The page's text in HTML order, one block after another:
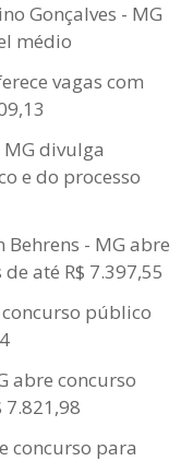
Gonçalves - MG
médio
vagas com
divulga
e do processo
- MG abre
até R$ 7.397,55
público
abre concurso
concurso para